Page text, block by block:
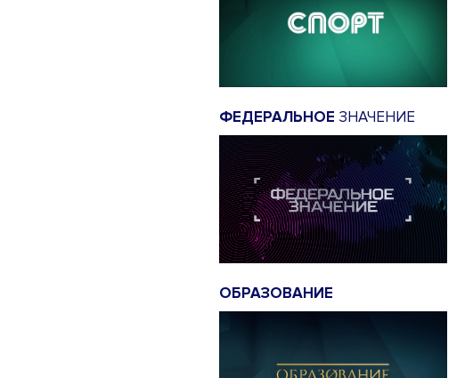
ФЕДЕРАЛЬНОЕ ЗНАЧЕНИЕ
ОБРАЗОВАНИЕ